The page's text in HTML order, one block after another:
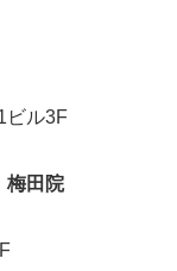
ビル3F
梅田院